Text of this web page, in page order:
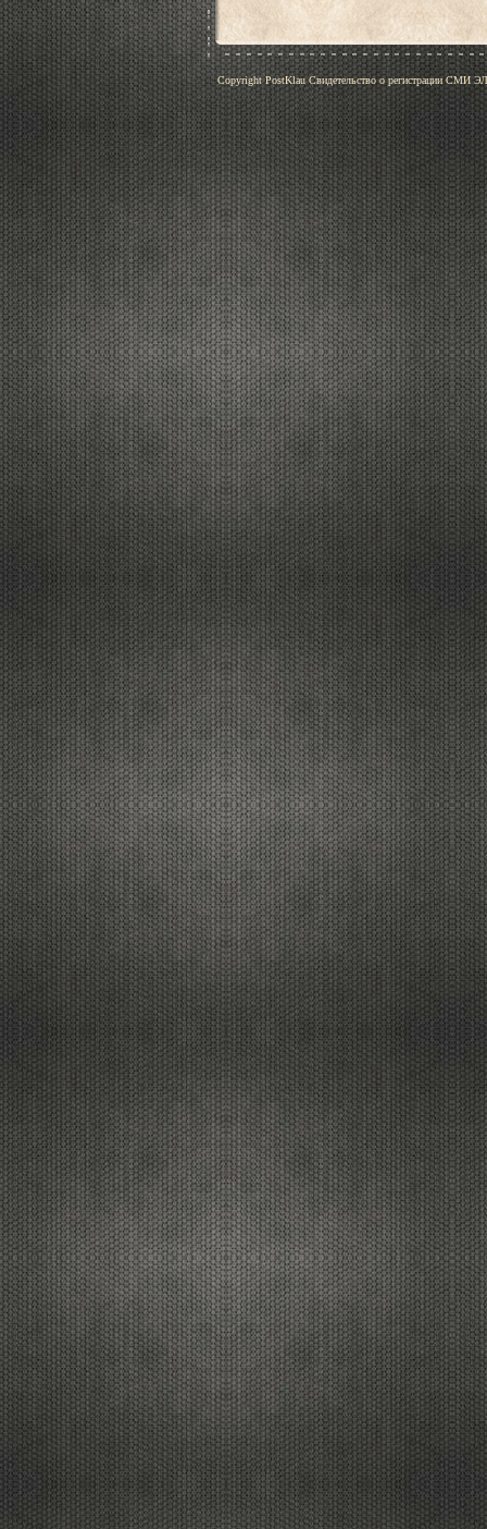
Copyright PostKlau Свидетельство о регистрации СМИ